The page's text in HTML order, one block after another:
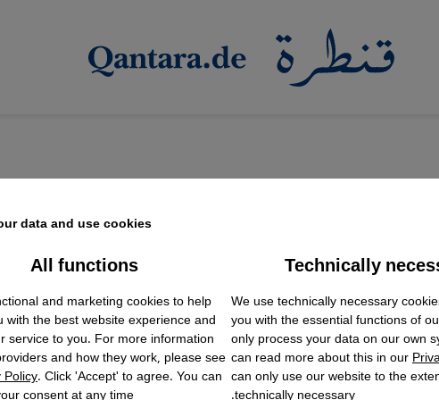
مديرًا لليونسكو
للجدل
الحكومة المصرية بتعيين خالد العناني مديرًا عامًا
يغلب فيه البعد السياسي على الكفاءة الثقافية للوزير
data and use cookies.
Technically
We use technically necessary
you with the essential functions of
only process your data on our own
can read more about this in our
can only use our website to the
All functions
and marketing cookies to help
with the best website experience and
service to you. For more information
and how they work, please see
. Click 'Accept' to agree. You can
Facebook Embed / Facebook Connect
Twitter Embed
Instagram Embed
Youtube Embed
Google Maps Embed